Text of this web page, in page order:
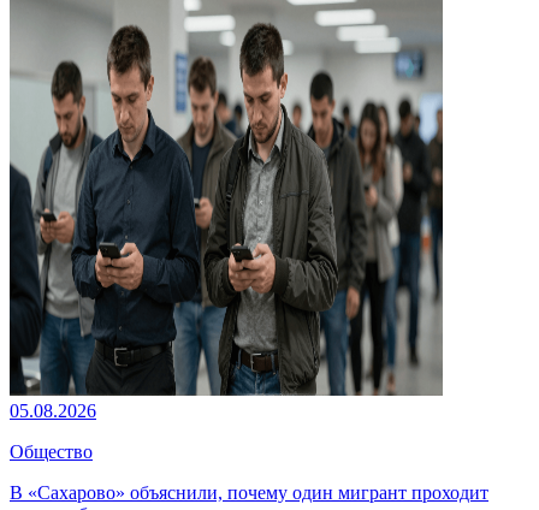
05.08.2026
Общество
В «Сахарово» объяснили, почему один мигрант проходит